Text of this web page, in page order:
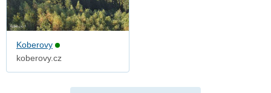
Koberovy
koberovy.cz